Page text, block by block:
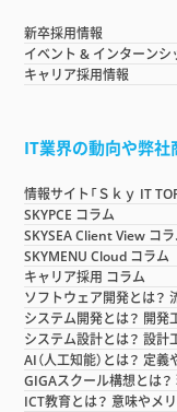
新卒採用情報
イベント & インターンシ
キャリア採用情報
IT業界の動向や弊社
情報サイト「Ｓｋｙ IT
SKYPCE コラム
SKYSEA Client View コ
SKYMENU Cloud コラム
キャリア採用 コラム
ソフトウェア開発とは？
システム開発とは？ 開
システム設計とは？ 設計
AI（人工知能）とは？ 定
GIGAスクール構想とは
ICT教育とは？ 意味やメ